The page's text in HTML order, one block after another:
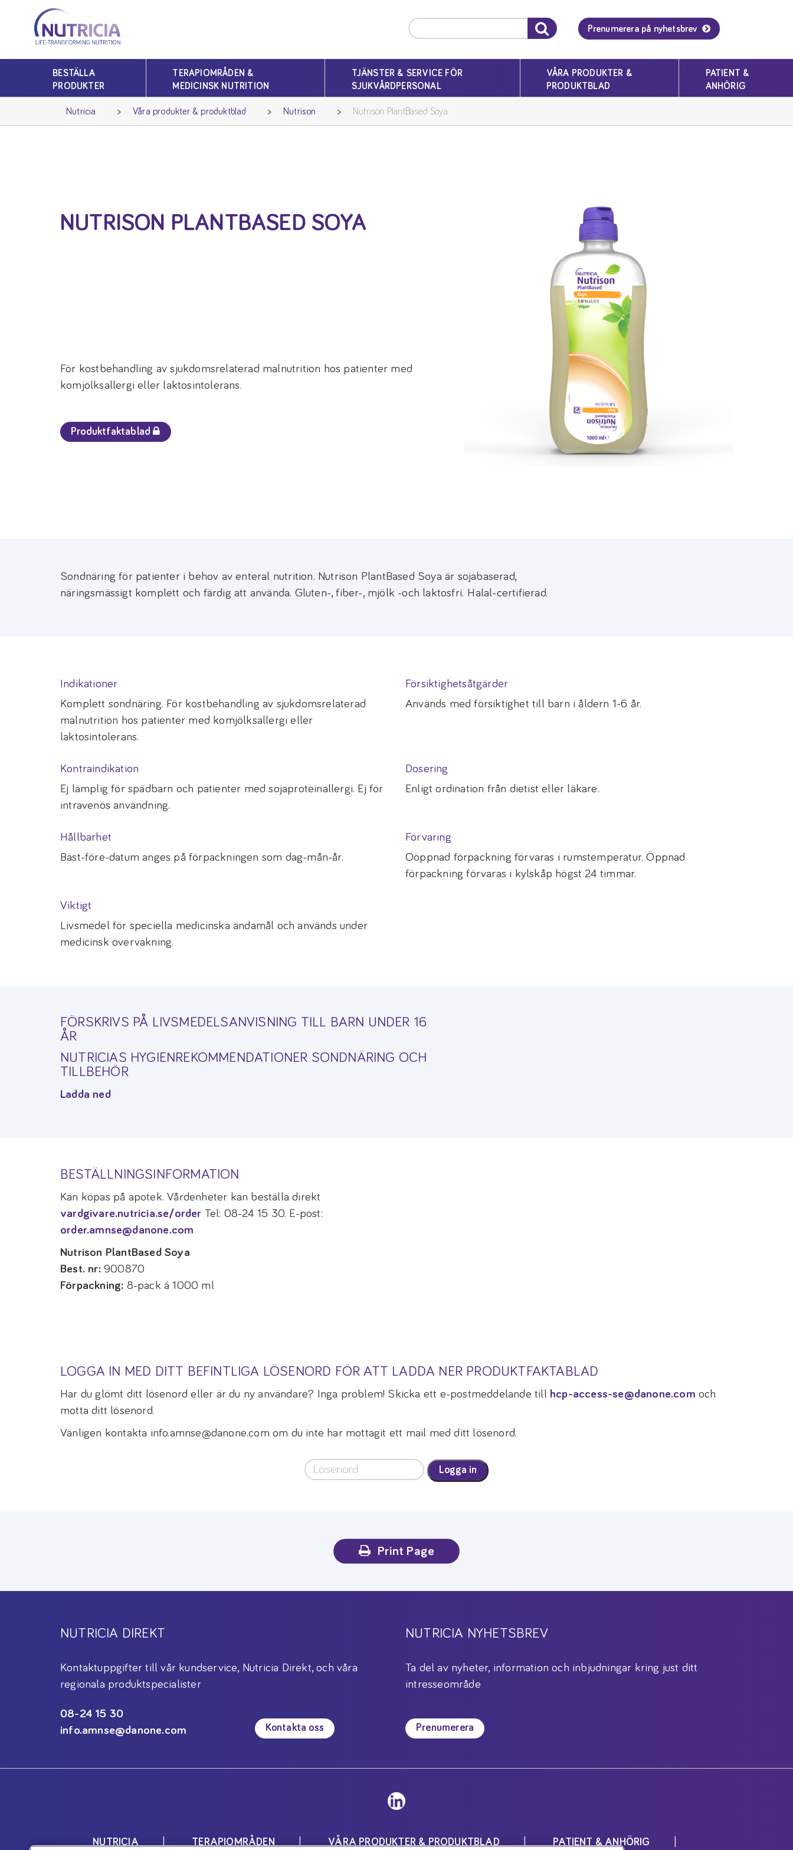
Nutricia
Nutricia
Prenumerera på nyhetsbrev
BESTÄLLA
PRODUKTER
TERAPIOMRÅDEN &
MEDICINSK NUTRITION
TJÄNSTER & SERVICE FÖR
SJUKVÅRDPERSONAL
VÅRA PRODUKTER &
PRODUKTBLAD
PATIENT &
ANHÖRIG
Nutricia Våra produkter & produktblad Nutrison Nutrison PlantBased Soya
NUTRISON PLANTBASED SOYA
För kostbehandling av sjukdomsrelaterad malnutrition hos patienter med
komjölksallergi eller laktosintolerans.
Produktfaktablad
Sondnäring för patienter i behov av enteral nutrition. Nutrison PlantBased Soya är sojabaserad,
näringsmässigt komplett och färdig att använda. Gluten-, fiber-, mjölk -och laktosfri. Halal-certifierad.
Indikationer
Komplett sondnäring. För kostbehandling av sjukdomsrelaterad
malnutrition hos patienter med komjölksallergi eller
laktosintolerans.
Försiktighetsåtgärder
Används med försiktighet till barn i åldern 1-6 år.
Kontraindikation
Ej lämplig för spädbarn och patienter med sojaproteinallergi. Ej för
intravenös användning.
Dosering
Enligt ordination från dietist eller läkare.
Hållbarhet
Bäst-före-datum anges på förpackningen som dag-mån-år.
Förvaring
Oöppnad förpackning förvaras i rumstemperatur. Öppnad
förpackning förvaras i kylskåp högst 24 timmar.
Viktigt
Livsmedel för speciella medicinska ändamål och används under
medicinsk övervakning.
FÖRSKRIVS PÅ LIVSMEDELSANVISNING TILL BARN UNDER 16
ÅR
NUTRICIAS HYGIENREKOMMENDATIONER SONDNÄRING OCH
TILLBEHÖR
Ladda ned
BESTÄLLNINGSINFORMATION
Kan köpas på apotek. Vårdenheter kan beställa direkt
vardgivare.nutricia.se/order Tel: 08-24 15 30. E-post:
order.amnse@danone.com
Nutrison PlantBased Soya
Best. nr:900870
Förpackning: 8-pack á 1000 ml
LOGGA IN MED DITT BEFINTLIGA LÖSENORD FÖR ATT LADDA NER PRODUKTFAKTABLAD
Har du glömt ditt lösenord eller är du ny användare? Inga problem! Skicka ett e-postmeddelande till hcp-access-se@danone.com och
motta ditt lösenord.
Vänligen kontakta info.amnse@danone.com om du inte har mottagit ett mail med ditt lösenord.
Logga in
Print Page
NUTRICIA DIREKT
Kontaktuppgifter till vår kundservice, Nutricia Direkt, och våra
regionala produktspecialister
08-24 15 30
info.amnse@danone.com
Kontakta oss
NUTRICIA NYHETSBREV
Ta del av nyheter, information och inbjudningar kring just ditt
intresseområde
Prenumerera
NUTRICIA TERAPIOMRÅDEN VÅRA PRODUKTER & PRODUKTBLAD PATIENT & ANHÖRIG